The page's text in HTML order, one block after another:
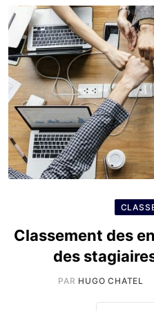
Classement des
des
PAR HUGO CHATEL